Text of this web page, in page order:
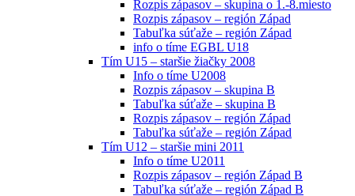
Rozpis zápasov – skupina o 1.-8.miesto
Rozpis zápasov – región Západ
Tabuľka súťaže – región Západ
info o tíme EGBL U18
Tím U15 – staršie žiačky 2008
Info o tíme U2008
Rozpis zápasov – skupina B
Tabuľka súťaže – skupina B
Rozpis zápasov – región Západ
Tabuľka súťaže – región Západ
Tím U12 – staršie mini 2011
Info o tíme U2011
Rozpis zápasov – región Západ B
Tabuľka súťaže – región Západ B